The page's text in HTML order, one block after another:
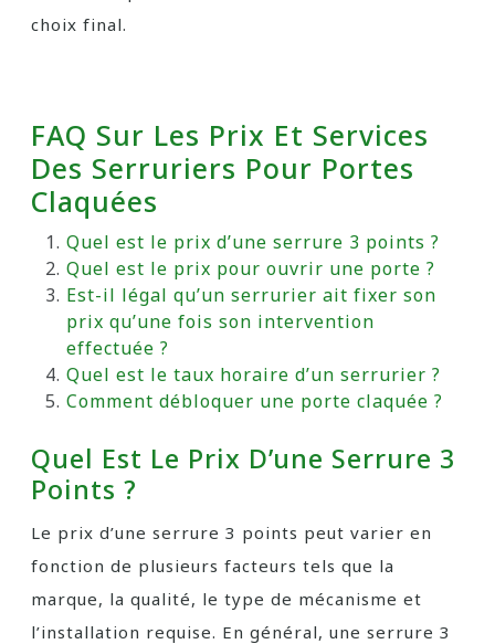
choix final.
FAQ Sur Les Prix Et Services
Des Serruriers Pour Portes
Claquées
Quel est le prix d’une serrure 3 points ?
Quel est le prix pour ouvrir une porte ?
Est-il légal qu’un serrurier ait fixer son
prix qu’une fois son intervention
effectuée ?
Quel est le taux horaire d’un serrurier ?
Comment débloquer une porte claquée ?
Quel Est Le Prix D’une Serrure 3
Points ?
Le prix d’une serrure 3 points peut varier en
fonction de plusieurs facteurs tels que la
marque, la qualité, le type de mécanisme et
l’installation requise. En général, une serrure 3